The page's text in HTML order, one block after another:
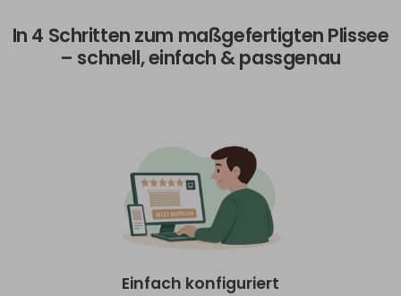
In 4 Schritten zum maßgefertigten Plissee
– schnell, einfach & passgenau
Einfach konfiguriert